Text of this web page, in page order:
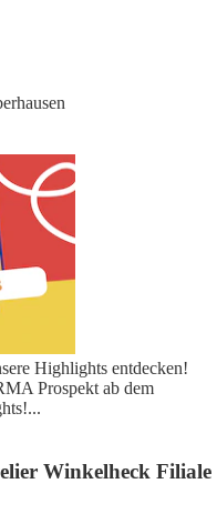
Highlights entdecken!
Prospekt ab dem
...
Winkelheck Filiale